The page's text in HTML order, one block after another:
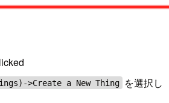
>Create a New Thing
を選択し